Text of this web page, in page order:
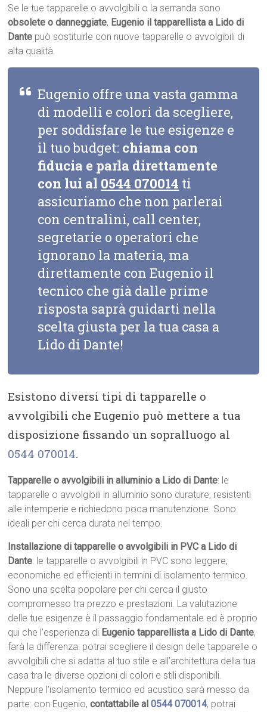
Se le tue tapparelle o avvolgibili o la serranda sono
obsolete o danneggiate, Eugenio il tapparellista a Lido di
Dante può sostituirle con nuove tapparelle o avvolgibili di
alta qualità.
Eugenio offre una vasta gamma
di modelli e colori da scegliere,
per soddisfare le tue esigenze e
il tuo budget: chiama con
fiducia e parla direttamente
con lui al 0544 070014 ti
assicuriamo che non parlerai
con centralini, call center,
segretarie o operatori che
ignorano la materia, ma
direttamente con Eugenio il
tecnico che già dalle prime
risposta saprà guidarti nella
scelta giusta per la tua casa a
Lido di Dante!
Esistono diversi tipi di tapparelle o
avvolgibili che Eugenio può mettere a tua
disposizione fissando un sopralluogo al
0544 070014.
Tapparelle o avvolgibili in alluminio a Lido di Dante: le
tapparelle o avvolgibili in alluminio sono durature, resistenti
alle intemperie e richiedono poca manutenzione. Sono
ideali per chi cerca durata nel tempo.
Installazione di tapparelle o avvolgibili in PVC a Lido di
Dante: le tapparelle o avvolgibili in PVC sono leggere,
economiche ed efficienti in termini di isolamento termico.
Sono una scelta popolare per chi cerca il giusto
compromesso tra prezzo e prestazioni. La valutazione
delle tue esigenze è il passaggio fondamentale ed è proprio
qui che l’esperienza di Eugenio tapparellista a Lido di Dante,
farà la differenza: potrai scegliere il design delle tapparelle o
avvolgibili che si adatta al tuo stile e all’architettura della tua
casa tra le diverse opzioni di colori e stili disponibili.
Neppure l’isolamento termico ed acustico sarà messo da
parte: con Eugenio,contattabile al0544 070014, potrai